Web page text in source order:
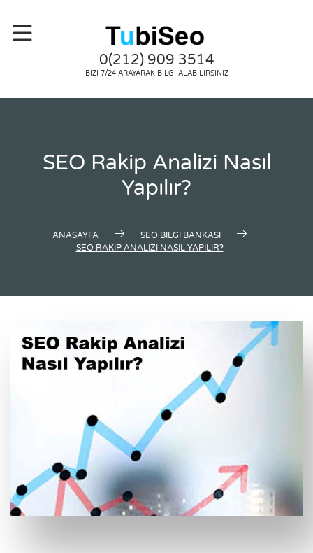
0(212) 909 3514
BIZI 7/24 ARAYARAK BILGI ALABILIRSINIZ
SEO Rakip Analizi Nasıl
Yapılır?
ANASAYFA
SEO BILGI BANKASI
SEO RAKIP ANALIZI NASIL YAPILIR?